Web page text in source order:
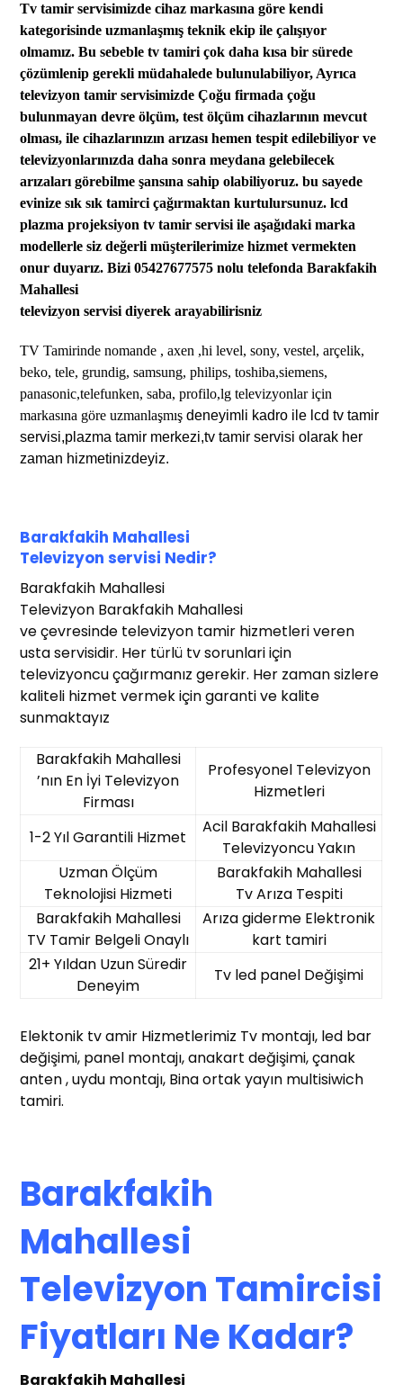
Tv tamir servisimizde cihaz markasına göre kendi
kategorisinde uzmanlaşmış teknikekip ile çalışıyor
olmamız. Busebebletv tamiri çok daha kısa bir sürede
çözümlenip gerekli müdahalede bulunulabiliyor, Ayrıca
televizyon tamir servisimizdeÇoğu firmada çoğu
bulunmayan devre ölçüm, test ölçüm cihazlarının mevcut
olması,ilecihazlarınızın arızası hemen tespit edilebiliyor ve
televizyonlarınızda daha sonra meydana gelebilecek
arızaları görebilme şansına sahip olabiliyoruz.bu sayede
evinize sık sık tamirci çağırmaktan kurtulursunuz. lcd
plazma projeksiyon tv tamir servisiile aşağıdaki marka
modellerle siz değerli müşterilerimize hizmet vermekten
onur duyarız. Bizi 05427677575 nolu telefonda Barakfakih
Mahallesi
televizyon servisi diyerek arayabilirisniz
TV Tamirindenomande , axen ,hi level,sony, vestel, arçelik,
beko,tele, grundig, samsung, philips, toshiba,siemens,
panasonic,telefunken, saba, profilo,lg televizyonlar için
markasına göre uzmanlaşmış deneyimli kadro ile lcd tv tamir
servisi,plazma tamir merkezi,tv tamir servisi olarak her
zaman hizmetinizdeyiz.
Barakfakih Mahallesi
Televizyon servisi Nedir?
Barakfakih Mahallesi
Televizyon Barakfakih Mahallesi
ve çevresinde televizyon tamir hizmetleri veren
usta servisidir. Her türlü tv sorunlari için
televizyoncu çağırmanız gerekir. Her zaman sizlere
kaliteli hizmet vermek için garanti ve kalite
sunmaktayız
Barakfakih Mahallesi
’nın En İyi Televizyon
Firması
Profesyonel Televizyon
Hizmetleri
1-2 Yıl Garantili Hizmet
Acil Barakfakih Mahallesi
Televizyoncu Yakın
Uzman Ölçüm
Teknolojisi Hizmeti
Barakfakih Mahallesi
Tv Arıza Tespiti
Barakfakih Mahallesi
TV Tamir Belgeli Onaylı
Arıza giderme Elektronik
kart tamiri
21+ Yıldan Uzun Süredir
Deneyim
Tv led panel Değişimi
Elektonik tv amir Hizmetlerimiz Tv montajı, led bar
değişimi, panel montajı, anakart değişimi, çanak
anten , uydu montajı, Bina ortak yayın multisiwich
tamiri.
Barakfakih
Mahallesi
Televizyon Tamircisi
Fiyatları Ne Kadar?
Barakfakih Mahallesi